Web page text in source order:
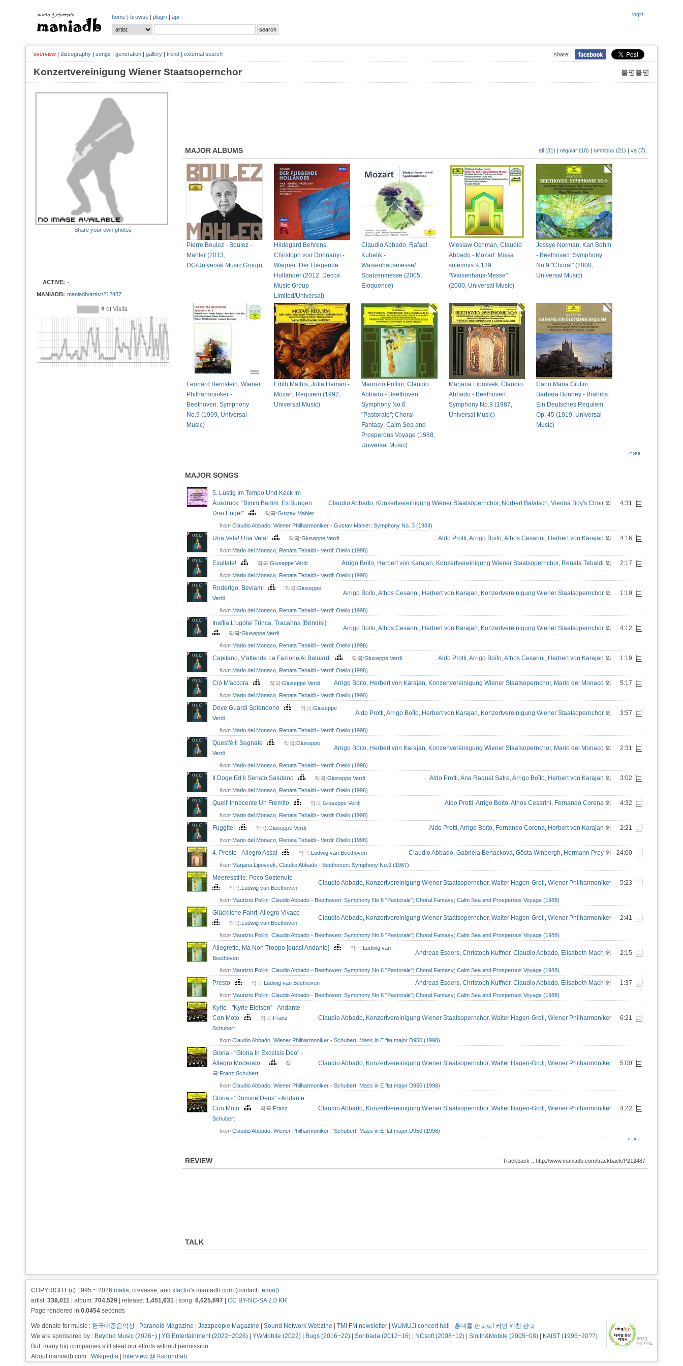
login
home | browse | plugin | api
share:
overview | discography | songs | generation | gallery | trend | external search
불명불명
Konzertvereinigung Wiener Staatsopernchor
Share your own photos
ACTIVE: -
MANIADB: maniadb/artist/212487
MAJOR ALBUMS all (31) | regular (10) | omnibus (21) | va (7)
Pierre Boulez - Boulez -
Mahler (2013,
DG/Universal Music Group)
Hildegard Behrens,
Christoph von Dohnanyi -
Wagner: Der Fliegende
Holländer (2012, Decca
Music Group
Limited/Universal)
Claudio Abbado, Rafael
Kubelik -
Waisenhausmesse/
Spatzenmesse (2005,
Eloquence)
Wieslaw Ochman, Claudio
Abbado - Mozart: Missa
solemnis K.139
"Waisenhaus-Messe"
(2000, Universal Music)
Jessye Norman, Karl Bohm
- Beethoven: Symphony
No.9 "Choral" (2000,
Universal Music)
Leonard Bernstein, Wiener
Philharmoniker -
Beethoven: Symphony
No.9 (1999, Universal
Music)
Edith Mathis, Julia Hamari -
Mozart: Requiem (1992,
Universal Music)
Maurizio Pollini, Claudio
Abbado - Beethoven:
Symphony No.6
"Pastorale"; Choral
Fantasy; Calm Sea and
Prosperous Voyage (1988,
Universal Music)
Marjana Lipovsek, Claudio
Abbado - Beethoven:
Symphony No.9 (1987,
Universal Music)
Carlo Maria Giulini,
Barbara Bonney - Brahms:
Ein Deutsches Requiem,
Op. 45 (1919, Universal
Music)
MAJOR SONGS
5. Lustig Im Tempo Und Keck Im
Ausdruck: "Bimm Bamm. Es Sungen
Drei Engel"
작곡:Gustav Mahler
Claudio Abbado, Konzertvereinigung Wiener Staatsopernchor, Norbert Balatsch, Vienna Boy's Choir 외 4:31
from Claudio Abbado, Wiener Philharmoniker - Gustav Mahler: Symphony No. 3 (1984)
Una Vela! Una Vela! 작곡:Giuseppe Verdi Aldo Protti,Arrigo Boïto,Athos Cesarini, Herbert von Karajan 외 4:16
from Mario del Monaco, Renata Tebaldi - Verdi: Otello (1998)
Esultate! 작곡:Giuseppe Verdi Arrigo Boïto, Herbert von Karajan, Konzertvereinigung Wiener Staatsopernchor, Renata Tebaldi 외 2:17
from Mario del Monaco, Renata Tebaldi - Verdi: Otello (1998)
Roderigo, Beviam! 작곡:Giuseppe
Verdi
Arrigo Boïto,Athos Cesarini, Herbert von Karajan, Konzertvereinigung Wiener Staatsopernchor 외 1:19
from Mario del Monaco, Renata Tebaldi - Verdi: Otello (1998)
Inaffia L'ugola! Trinca, Tracanna [Brindisi]
작곡:Giuseppe Verdi
Arrigo Boïto,Athos Cesarini, Herbert von Karajan, Konzertvereinigung Wiener Staatsopernchor 외 4:12
from Mario del Monaco, Renata Tebaldi - Verdi: Otello (1998)
Capitano, V'attende La Fazione Ai Baluardi 작곡:Giuseppe Verdi Aldo Protti,Arrigo Boïto,Athos Cesarini, Herbert von Karajan 외 1:19
from Mario del Monaco, Renata Tebaldi - Verdi: Otello (1998)
Ciò M'accora 작곡:Giuseppe Verdi Arrigo Boïto, Herbert von Karajan, Konzertvereinigung Wiener Staatsopernchor, Mario del Monaco 외 5:17
from Mario del Monaco, Renata Tebaldi - Verdi: Otello (1998)
Dove Guardi Splendono 작곡:Giuseppe
Verdi
Aldo Protti,Arrigo Boïto, Herbert von Karajan, Konzertvereinigung Wiener Staatsopernchor 외 3:57
from Mario del Monaco, Renata Tebaldi - Verdi: Otello (1998)
Quest'è Il Segnale 작곡:Giuseppe
Verdi
Arrigo Boïto, Herbert von Karajan, Konzertvereinigung Wiener Staatsopernchor, Mario del Monaco 외 2:31
from Mario del Monaco, Renata Tebaldi - Verdi: Otello (1998)
Il Doge Ed Il Senato Salutano 작곡:Giuseppe Verdi Aldo Protti,Ana Raquel Satre,Arrigo Boïto, Herbert von Karajan 외 3:02
from Mario del Monaco, Renata Tebaldi - Verdi: Otello (1998)
Quell' Innocente Un Fremito 작곡:Giuseppe Verdi Aldo Protti,Arrigo Boïto,Athos Cesarini, Fernando Corena 외 4:32
from Mario del Monaco, Renata Tebaldi - Verdi: Otello (1998)
Fuggite! 작곡:Giuseppe Verdi Aldo Protti,Arrigo Boïto, Fernando Corena, Herbert von Karajan 외 2:21
from Mario del Monaco, Renata Tebaldi - Verdi: Otello (1998)
4. Presto - Allegro Assai 작곡:Ludwig van Beethoven Claudio Abbado, Gabriela Benackova, Gösta Winbergh, Hermann Prey 외 24:00
from Marjana Lipovsek, Claudio Abbado - Beethoven: Symphony No.9 (1987)
Meeresstille: Poco Sostenuto
작곡:Ludwig van Beethoven
Claudio Abbado, Konzertvereinigung Wiener Staatsopernchor, Walter Hagen-Groll , Wiener Philharmoniker 5:23
from Maurizio Pollini, Claudio Abbado - Beethoven: Symphony No.6 "Pastorale"; Choral Fantasy; Calm Sea and Prosperous Voyage (1988)
Glückliche Fahrt: Allegro Vivace
작곡:Ludwig van Beethoven
Claudio Abbado, Konzertvereinigung Wiener Staatsopernchor, Walter Hagen-Groll , Wiener Philharmoniker 2:41
from Maurizio Pollini, Claudio Abbado - Beethoven: Symphony No.6 "Pastorale"; Choral Fantasy; Calm Sea and Prosperous Voyage (1988)
Allegretto, Ma Non Troppo [quasi Andante] 작곡:Ludwig van
Beethoven
Andreas Esders, Christoph Kuffner, Claudio Abbado, Elisabeth Mach 외 2:15
from Maurizio Pollini, Claudio Abbado - Beethoven: Symphony No.6 "Pastorale"; Choral Fantasy; Calm Sea and Prosperous Voyage (1988)
Presto 작곡:Ludwig van Beethoven Andreas Esders, Christoph Kuffner, Claudio Abbado, Elisabeth Mach 외 1:37
from Maurizio Pollini, Claudio Abbado - Beethoven: Symphony No.6 "Pastorale"; Choral Fantasy; Calm Sea and Prosperous Voyage (1988)
Kyrie - "Kyrie Eleison" - Andante
Con Moto
작곡:Franz
Schubert
Claudio Abbado, Konzertvereinigung Wiener Staatsopernchor, Walter Hagen-Groll , Wiener Philharmoniker 6:21
from Claudio Abbado, Wiener Philharmoniker - Schubert: Mass in E flat major D950 (1998)
Gloria - "Gloria In Excelsis Deo" -
Allegro Moderato ..
작
곡:Franz Schubert
Claudio Abbado, Konzertvereinigung Wiener Staatsopernchor, Walter Hagen-Groll , Wiener Philharmoniker 5:00
from Claudio Abbado, Wiener Philharmoniker - Schubert: Mass in E flat major D950 (1998)
Gloria - "Domine Deus" - Andante
Con Moto
작곡:Franz
Schubert
Claudio Abbado, Konzertvereinigung Wiener Staatsopernchor, Walter Hagen-Groll , Wiener Philharmoniker 4:22
from Claudio Abbado, Wiener Philharmoniker - Schubert: Mass in E flat major D950 (1998)
REVIEW Trackback :: http://www.maniadb.com/trackback/P212487
TALK
COPYRIGHT (c) 1995 ~ 2026 matia, crevasse, and xfactor's maniadb.com (contact : email )
artist: 338,011 | album: 704,529 | release: 1,451,631 | song: 6,025,697
CC BY-NC-SA 2.0 KR
Page rendered in 0.0454 seconds
We donate for music : 한국대중음악상 Paranoid Magazine Jazzpeople Magazine Sound Network Webzine TMI FM newsletter WUMUJI concert hall
홍대를 판교로! 커먼 키친 판교
We are sponsored by : Beyond Music (2026~) YG Entertainment (2022~2026) YWMobile (2022) Bugs (2016~22) Soribada (2012~16) NCsoft (2008~12) Smith&Mobile (2005~08)
KAIST (1995~20??)
But, many big companies still steal our efforts without permission.
About maniadb.com : Wikipedia Interview @ Ksoundlab